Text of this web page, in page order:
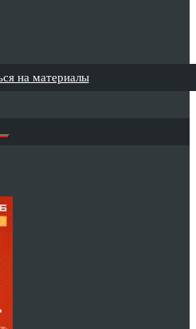
на материалы